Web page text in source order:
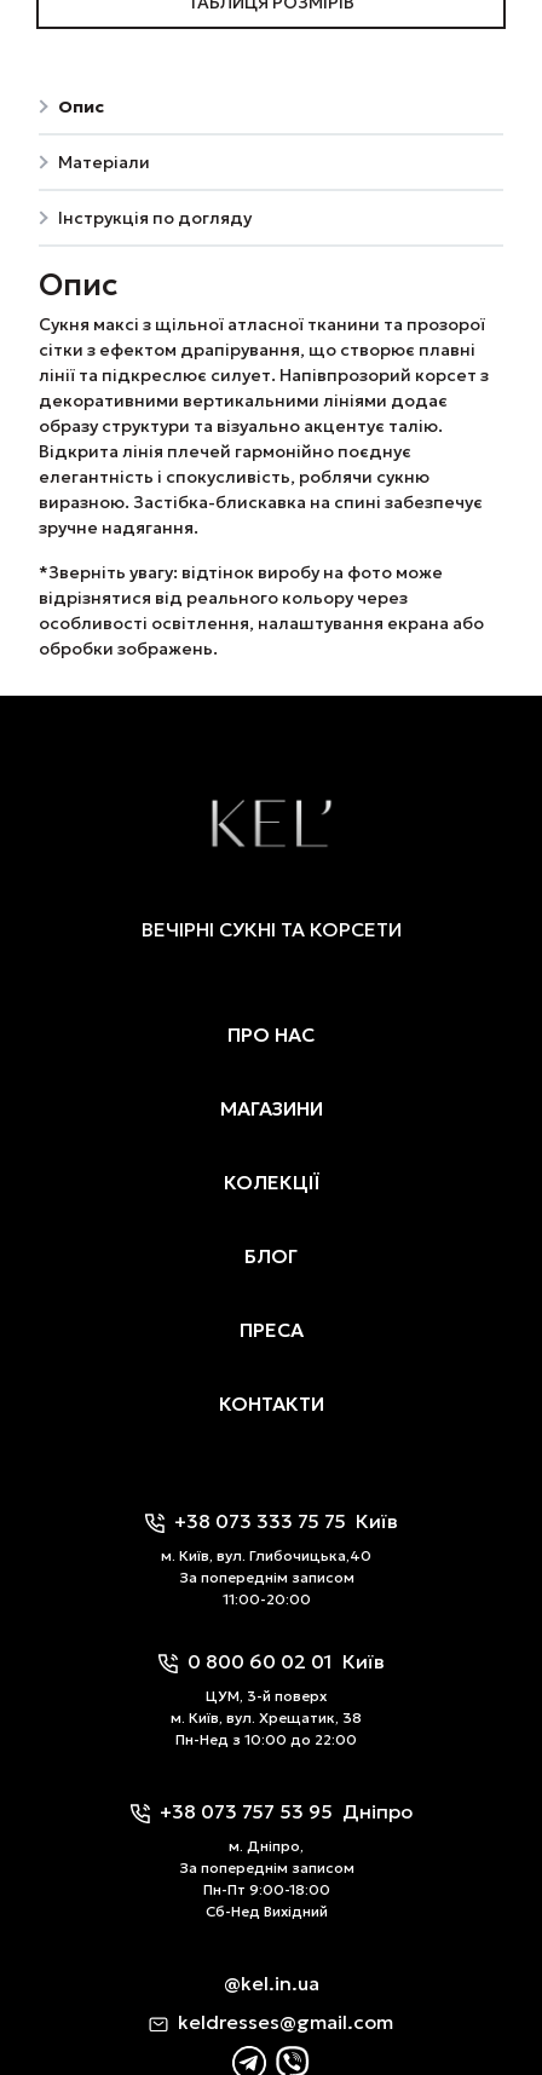
Опис
Матеріали
Інструкція по догляду
Опис
Сукня максі з щільної атласної тканини та прозорої
сітки з ефектом драпірування, що створює плавні
лінії та підкреслює силует. Напівпрозорий корсет з
декоративними вертикальними лініями додає
образу структури та візуально акцентує талію.
Відкрита лінія плечей гармонійно поєднує
елегантність і спокусливість, роблячи сукню
виразною. Застібка-блискавка на спині забезпечує
зручне надягання.
*Зверніть увагу: відтінок виробу на фото може
відрізнятися від реального кольору через
особливості освітлення, налаштування екрана або
обробки зображень.
ВЕЧІРНІ СУКНІ ТА КОРСЕТИ
ПРО НАС
МАГАЗИНИ
КОЛЕКЦІЇ
БЛОГ
ПРЕСА
КОНТАКТИ
+38 073 333 75 75 Київ
м. Київ, вул. Глибочицька,40
За попереднім записом
11:00-20:00
0 800 60 02 01 Київ
ЦУМ, 3-й поверх
м. Київ, вул. Хрещатик, 38
Пн-Нед з 10:00 до 22:00
+38 073 757 53 95 Дніпро
м. Дніпро,
За попереднім записом
Пн-Пт 9:00-18:00
Сб-Нед Вихідний
@kel.in.ua
keldresses@gmail.com